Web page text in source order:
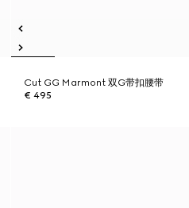
Cut GG Marmont 双G带扣腰带
€ 495